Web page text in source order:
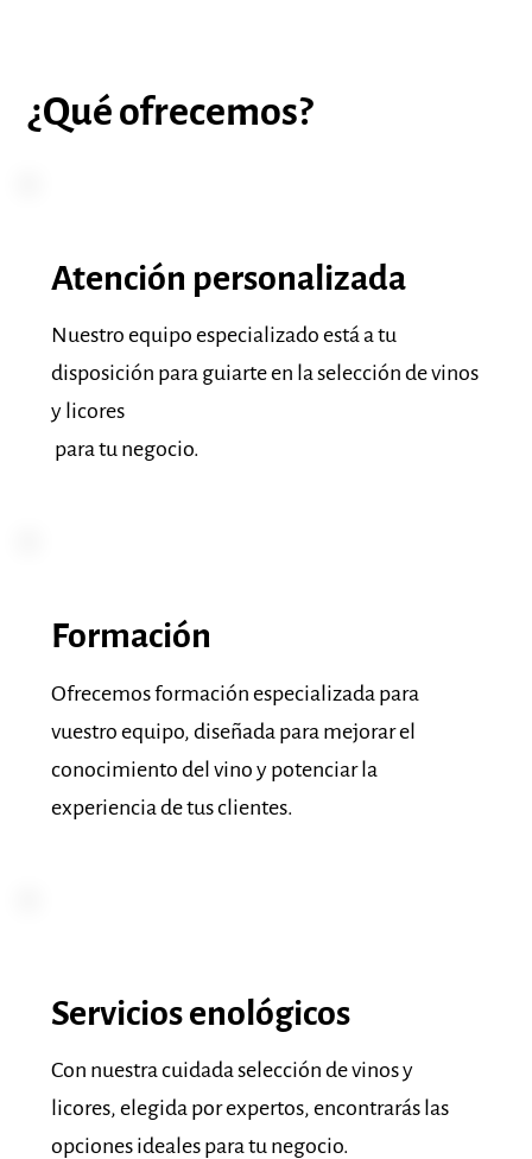
Atención personalizada
Nuestro equipo especializado está a tu
disposición para guiarte en la selección de vinos
y licores
para tu negocio.
Formación
Ofrecemos formación especializada para
vuestro equipo, diseñada para mejorar el
conocimiento del vino y potenciar la
experiencia de tus clientes.
Servicios enológicos
Con nuestra cuidada selección de vinos y
licores, elegida por expertos, encontrarás las
opciones ideales para tu negocio.
¿Qué ofrecemos?